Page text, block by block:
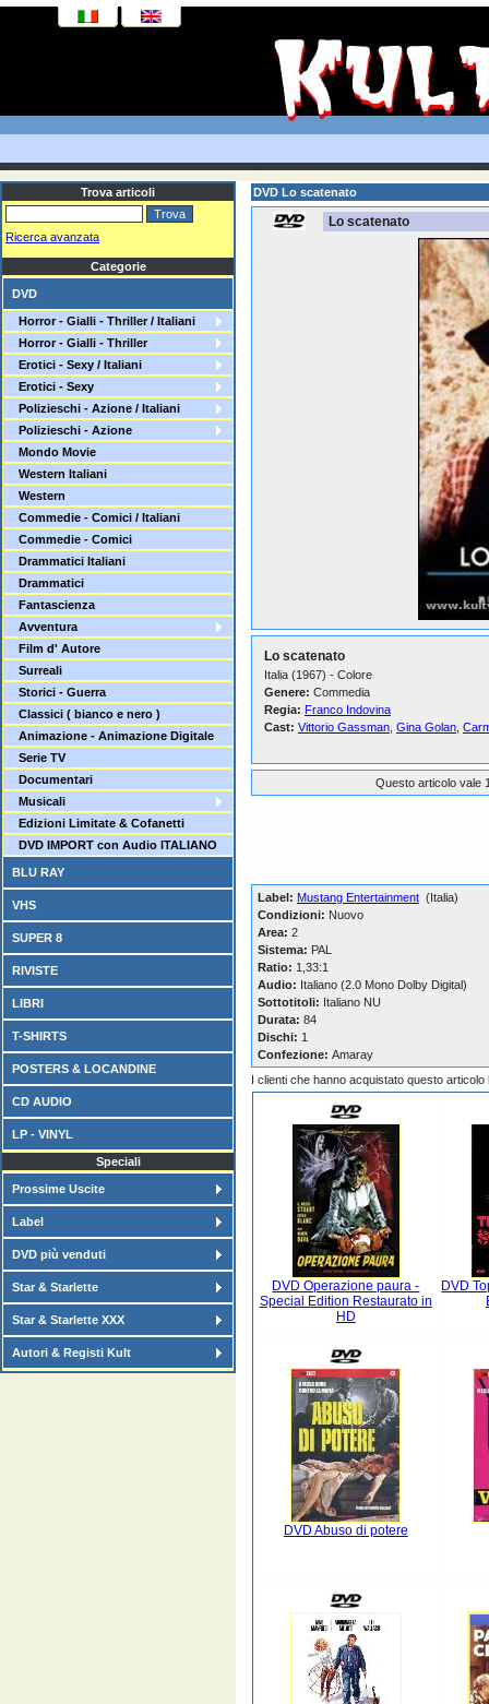
Trova articoli
Ricerca avanzata
Categorie
DVD
Horror - Gialli - Thriller / Italiani
Horror - Gialli - Thriller
Erotici - Sexy / Italiani
Erotici - Sexy
Polizieschi - Azione / Italiani
Polizieschi - Azione
Mondo Movie
Western Italiani
Western
Commedie - Comici / Italiani
Commedie - Comici
Drammatici Italiani
Drammatici
Fantascienza
Avventura
Film d' Autore
Surreali
Storici - Guerra
Classici ( bianco e nero )
Animazione - Animazione Digitale
Serie TV
Documentari
Musicali
Edizioni Limitate & Cofanetti
DVD IMPORT con Audio ITALIANO
BLU RAY
VHS
SUPER 8
RIVISTE
LIBRI
T-SHIRTS
POSTERS & LOCANDINE
CD AUDIO
LP - VINYL
Speciali
Prossime Uscite
Label
DVD più venduti
Star & Starlette
Star & Starlette XXX
Autori & Registi Kult
DVD Lo scatenato
Lo scatenato
Lo scatenato
Italia (1967) - Colore
Genere: Commedia
Regia: Franco Indovina
Cast: Vittorio Gassman Gina Golan
Questo articolo vale
Label: Mustang Entertainment (Italia)
Condizioni: Nuovo
Area: 2
Sistema: PAL
Ratio: 1,33:1
Audio: Italiano (2.0 Mono Dolby Digital)
Sottotitoli: Italiano NU
Durata: 84
Dischi: 1
Confezione: Amaray
I clienti che hanno acquistato questo
DVD Operazione paura -
Special Edition Restaurato in
HD
DVD
DVD Abuso di potere